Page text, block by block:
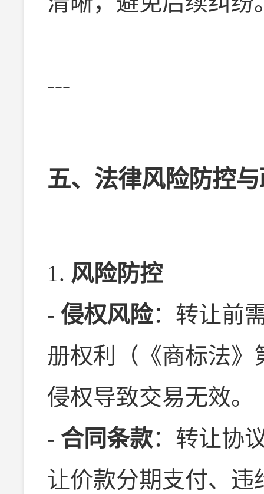
---
五、法律风险防控
1. 风险防控
- 侵权风险：转让前
册权利（《商标法》
侵权导致交易无效。
- 合同条款：转让协
让价款分期支付、违